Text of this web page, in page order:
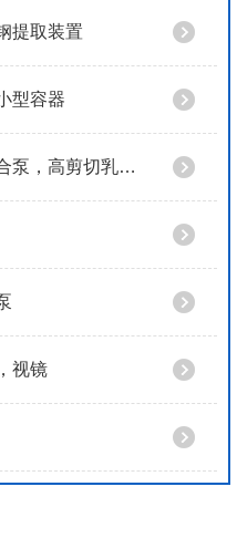
提取装置
型容器
乳化泵，混合泵，高剪切乳化泵
视镜